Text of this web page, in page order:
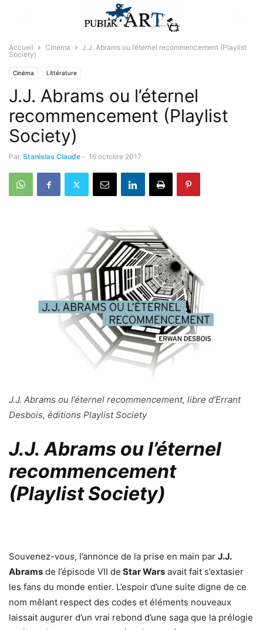
Accueil Cinéma
J.J. Abrams ou l’éternel recommencement (Playlist
Society)
Cinéma Littérature
J.J. Abrams ou l’éternel
recommencement (Playlist
Society)
Par Stanislas Claude - 16 octobre 2017
J.J. Abrams ou l’éternel recommencement, libre d’Errant
Desbois, éditions Playlist Society
J.J. Abrams ou l’éternel
recommencement
(Playlist Society)
Souvenez-vous, l’annonce de la prise en main par J.J.
Abrams de l’épisode VII de Star Wars avait fait s’extasier
les fans du monde entier. L’espoir d’une suite digne de ce
nom mêlant respect des codes et éléments nouveaux
laissait augurer d’un vrai rebond d’une saga que la prélogie